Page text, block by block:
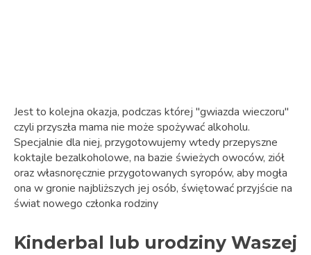
Jest to kolejna okazja, podczas której "gwiazda wieczoru"
czyli przyszła mama nie może spożywać alkoholu.
Specjalnie dla niej, przygotowujemy wtedy przepyszne
koktajle bezalkoholowe, na bazie świeżych owoców, ziół
oraz własnoręcznie przygotowanych syropów, aby mogła
ona w gronie najbliższych jej osób, świętować przyjście na
świat nowego członka rodziny
Kinderbal lub urodziny Waszej